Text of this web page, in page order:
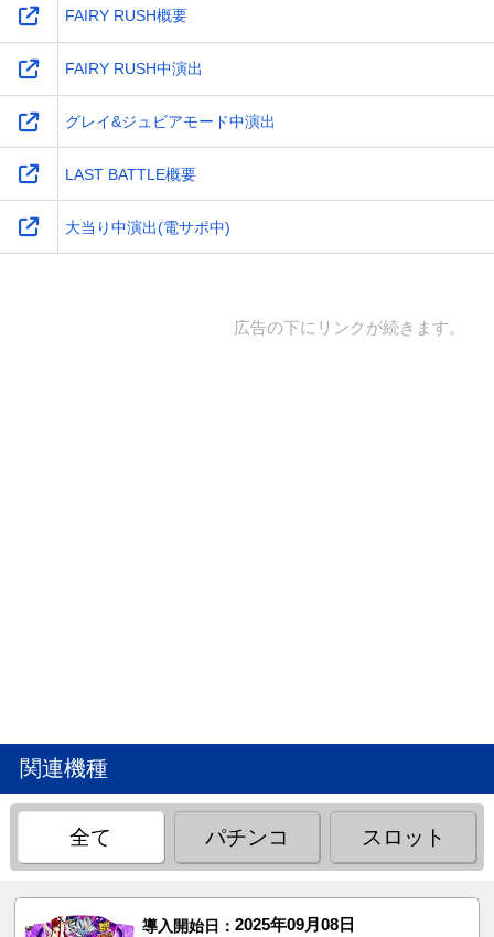
FAIRY RUSH概要
FAIRY RUSH中演出
グレイ&ジュビアモード中演出
LAST BATTLE概要
大当り中演出(電サポ中)
広告の下にリンクが続きます。
関連機種
全て パチンコ スロット
導入開始日： 2025年09月08日